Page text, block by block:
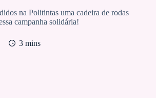
na Politintas uma cadeira de rodas
campanha solidária!
3 mins